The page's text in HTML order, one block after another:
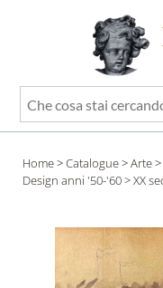
Che
cosa
cercando
esattamente
Home>Catalogue>Arte>
Design anni '50-'60> XX